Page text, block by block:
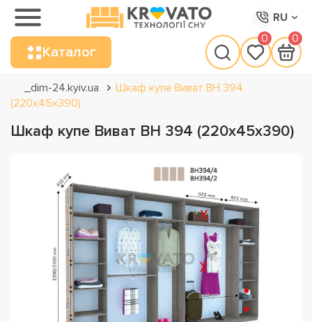
RU
Каталог
0 0
_dim-24.kyiv.ua
Шкаф купе Виват ВН 394
(220х45х390)
Шкаф купе Виват ВН 394 (220х45х390)